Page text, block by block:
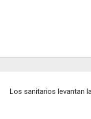
Los sanitarios levantan